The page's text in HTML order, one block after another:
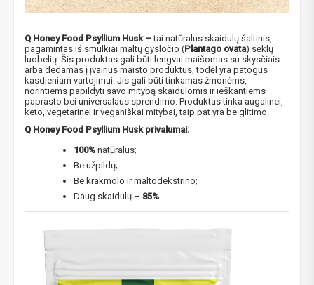
Q Honey Food Psyllium Husk –tai natūralus skaidulų šaltinis,
pagamintas iš smulkiai maltų gysločio (Plantago ovata) sėklų
luobelių. Šis produktas gali būti lengvai maišomas su skysčiais
arba dedamas į įvairius maisto produktus, todėl yra patogus
kasdieniam vartojimui. Jis gali būti tinkamas žmonėms,
norintiems papildyti savo mitybą skaidulomis ir ieškantiems
paprasto bei universalaus sprendimo. Produktas tinka augalinei,
keto, vegetarinei ir veganiškai mitybai, taip pat yra be glitimo.
Q Honey Food Psyllium Husk​ privalumai:
​100% natūralus;
Be užpildų;
Be krakmolo ir maltodekstrino;
Daug skaidulų – 85%.